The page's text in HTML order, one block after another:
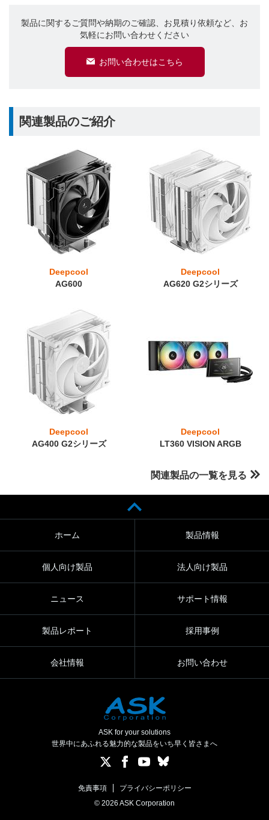
製品に関するご質問や納期のご確認、お見積り依頼など、お
気軽にお問い合わせください
お問い合わせはこちら
関連製品のご紹介
Deepcool
AG600
Deepcool
AG620 G2シリーズ
Deepcool
AG400 G2シリーズ
Deepcool
LT360 VISION ARGB
関連製品の一覧を見る
ホーム 製品情報
個人向け製品 法人向け製品
ニュース サポート情報
製品レポート 採用事例
会社情報 お問い合わせ
ASK for your solutions
世界中にあふれる魅力的な製品をいち早く皆さまへ
免責事項
プライバシーポリシー
© 2026 ASK Corporation